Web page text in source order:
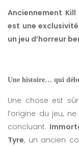
Anciennement
est une
un jeu d’horreur
Une histoire… qui
Une chose est
l’origine du jeu,
concluant.
Tyre, un ancien